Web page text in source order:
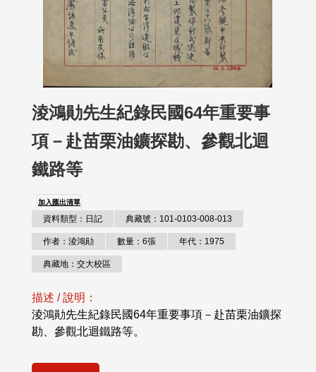
淩鴻勛先生紀錄民國64年重要事
項－赴苗栗油鑛探勘、參觀北迴
鐵路等
加入匯出清單
資料類型：日記 典藏號：101-0103-008-013
作者：淩鴻勛 數量：6張 年代：1975
典藏地：交大校區
描述 / 說明：
淩鴻勛先生紀錄民國64年重要事項－赴苗栗油鑛探
勘、參觀北迴鐵路等。